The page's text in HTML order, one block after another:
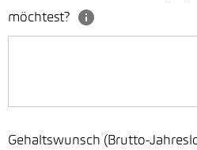
möchtest?
Gehaltswunsch (Brutto-